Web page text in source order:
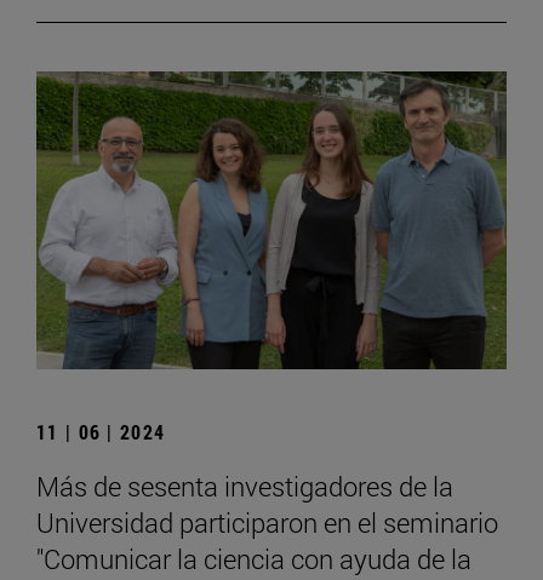
11 | 06 | 2024
Más de sesenta investigadores de la
Universidad participaron en el seminario
"Comunicar la ciencia con ayuda de la